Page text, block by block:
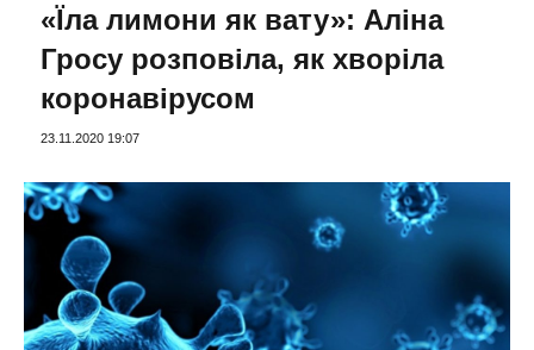
«Їла лимони як вату»: Аліна
Гросу розповіла, як хворіла
коронавірусом
23.11.2020 19:07